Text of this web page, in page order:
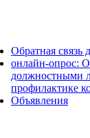
Обратная связь
онлайн-опрос:
должностными
профилактике
Объявления